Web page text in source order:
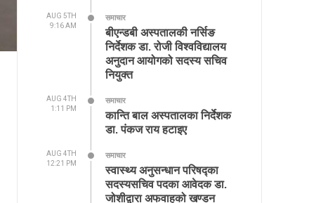
AUG 5TH
9:16 AM
समाचार
बीएन्डबी अस्पतालकी नर्सिङ
निर्देशक डा. रोजी विश्वविद्यालय
अनुदान आयोगको सदस्य सचिव
नियुक्त
AUG 4TH
1:11 PM
समाचार
कान्ति बाल अस्पतालका निर्देशक
डा. पंकज राय हटाइए
AUG 4TH
12:21 PM
समाचार
स्वास्थ्य अनुसन्धान परिषद्का
सदस्यसचिव पदका आवेदक डा.
जोशीद्वारा अफवाहको खण्डन